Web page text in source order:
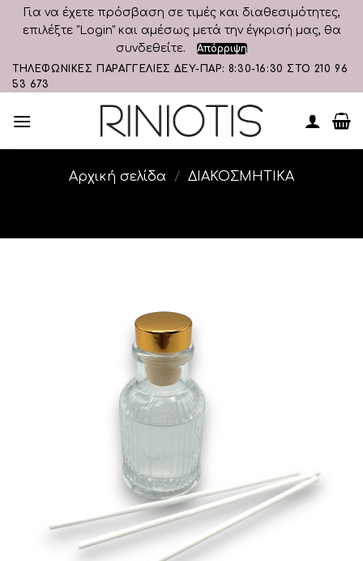
Για να έχετε πρόσβαση σε τιμές και διαθεσιμότητες,
επιλέξτε "Login" και αμέσως μετά την έγκρισή μας, θα
συνδεθείτε.
Απόρριψη
Skip
to
ΤΗΛΕΦΩΝΙΚΕΣ ΠΑΡΑΓΓΕΛΙΕΣ ΔΕΥ-ΠΑΡ: 8:30-16:30 ΣΤΟ 210 96
53 673
Αρχική σελίδα / ΔΙΑΚΟΣΜΗΤΙΚA